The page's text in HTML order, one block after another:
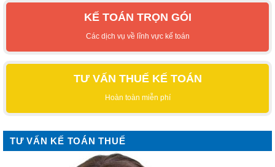
KẾ TOÁN TRỌN GÓI
Các dịch vụ về lĩnh vực kế toán
TƯ VẤN THUẾ KẾ TOÁN
Hoàn toàn miễn phí
TƯ VẤN KẾ TOÁN THUẾ